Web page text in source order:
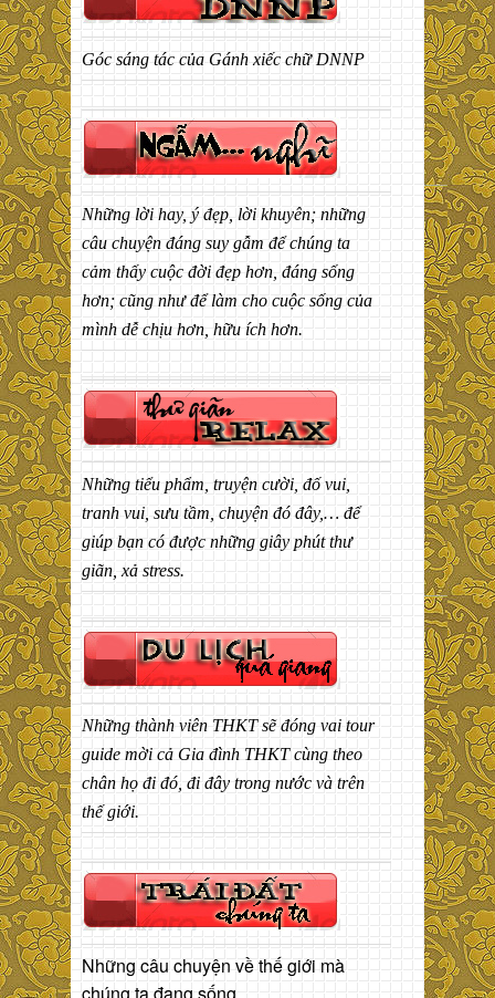
Góc sáng tác của Gánh xiếc chữ DNNP
Những lời hay, ý đẹp, lời khuyên; những
câu chuyện đáng suy gẫm để chúng ta
cảm thấy cuộc đời đẹp hơn, đáng sống
hơn; cũng như để làm cho cuộc sống của
mình dễ chịu hơn, hữu ích hơn.
Những tiểu phẩm, truyện cười, đố vui,
tranh vui, sưu tầm, chuyện đó đây,… để
giúp bạn có được những giây phút thư
giãn, xả stress.
Những thành viên THKT sẽ đóng vai tour
guide mời cả Gia đình THKT cùng theo
chân họ đi đó, đi đây trong nước và trên
thế giới.
Những câu chuyện về thế giới mà
chúng ta đang sống.